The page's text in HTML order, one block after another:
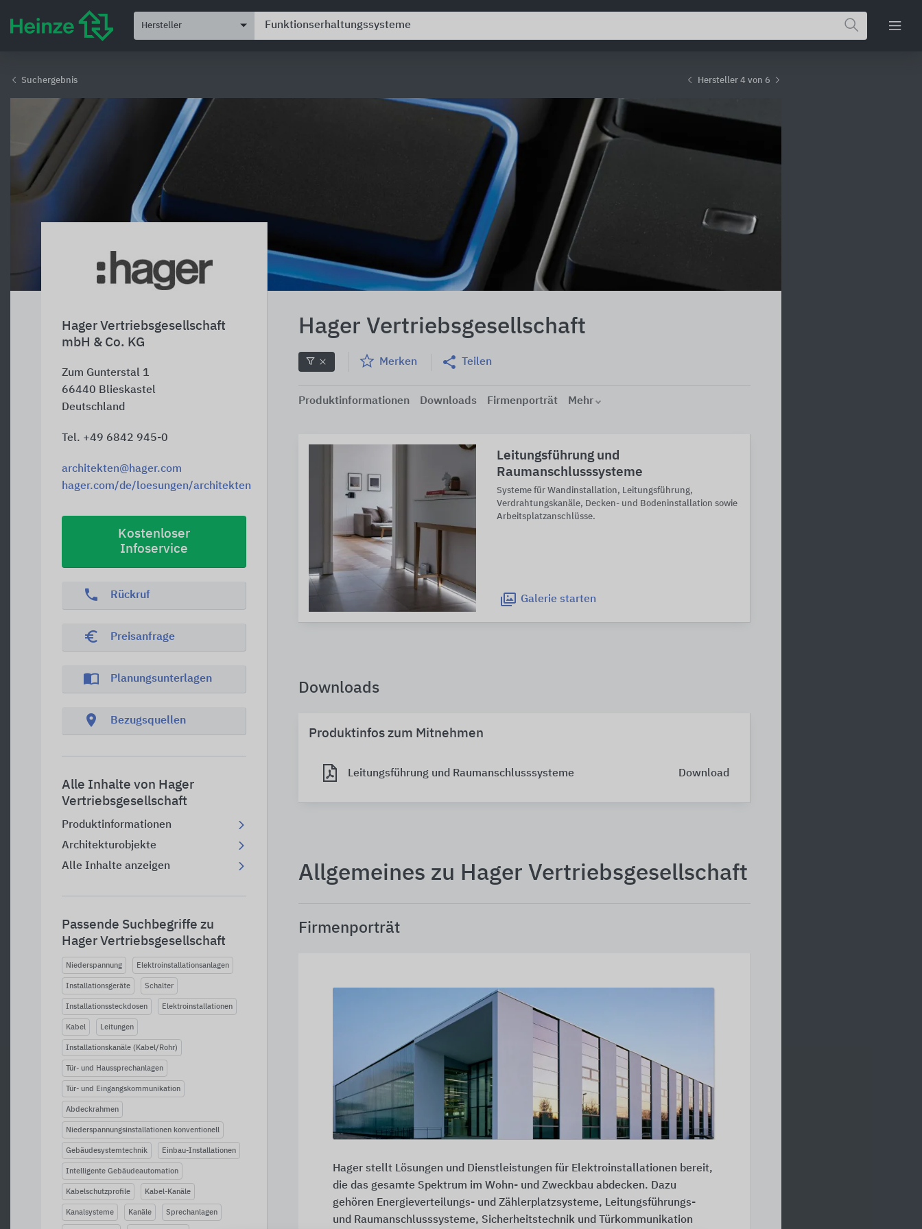
Hersteller
Suchergebnis Hersteller 4 von 6
Hager Vertriebsgesellschaft
mbH & Co. KG
Zum Gunterstal 1
66440 Blieskastel
Deutschland
Tel. +49 6842 945-0
architekten@hager.com
hager.com/de/loesungen/architekten
Kostenloser
Infoservice
phone Rückruf
euro_symbol Preisanfrage
import_contacts Planungsunterlagen
location_on Bezugsquellen
Alle Inhalte von Hager
Vertriebsgesellschaft
Produktinformationen
Architekturobjekte
Alle Inhalte anzeigen
Passende Suchbegriffe zu
Hager Vertriebsgesellschaft
Niederspannung Elektroinstallationsanlagen
Installationsgeräte Schalter
Installationssteckdosen Elektroinstallationen
Kabel Leitungen
Installationskanäle (Kabel/Rohr)
Tür- und Haussprechanlagen
Tür- und Eingangskommunikation
Abdeckrahmen
Niederspannungsinstallationen konventionell
Gebäudesystemtechnik Einbau-Installationen
Intelligente Gebäudeautomation
Kabelschutzprofile Kabel-Kanäle
Kanalsysteme Kanäle Sprechanlagen
Hager Vertriebsgesellschaft
Merken Teilen
Produktinformationen Downloads Firmenporträt Mehr
Leitungsführung und
Raumanschlusssysteme
Systeme für Wandinstallation, Leitungsführung,
Verdrahtungskanäle, Decken- und Bodeninstallation sowie
Arbeitsplatzanschlüsse.
Galerie starten
Downloads
Produktinfos zum Mitnehmen
Leitungsführung und Raumanschlusssysteme Download
Allgemeines zu Hager Vertriebsgesellschaft
Firmenporträt
Hager stellt Lösungen und Dienstleistungen für Elektroinstallationen bereit,
die das gesamte Spektrum im Wohn- und Zweckbau abdecken. Dazu
gehören Energieverteilungs- und Zählerplatzsysteme, Leitungsführungs-
und Raumanschlusssysteme, Sicherheitstechnik und Türkommunikation